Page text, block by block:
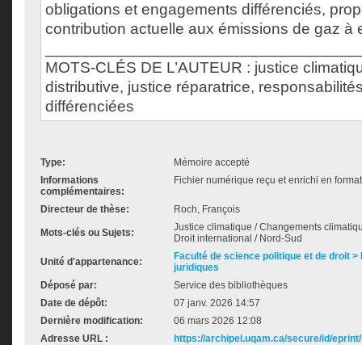
obligations et engagements différenciés,
contribution actuelle aux émissions de gaz à
MOTS-CLÉS DE L’AUTEUR : justice
distributive, justice réparatrice,
différenciées
Type:
Mémoire accepté
Informations
complémentaires:
Fichier numérique reçu et enrichi en
Directeur de thèse: Roch, François
Mots-clés ou Sujets:
Justice climatique / Changements
Droit international / Nord-Sud
Unité d'appartenance:
Faculté de science politique et de droit
juridiques
Déposé par:
Service des bibliothèques
Date de dépôt:
07 janv. 2026 14:57
Dernière modification:
06 mars 2026 12:08
Adresse URL :
https://archipel.uqam.ca/secure/id/